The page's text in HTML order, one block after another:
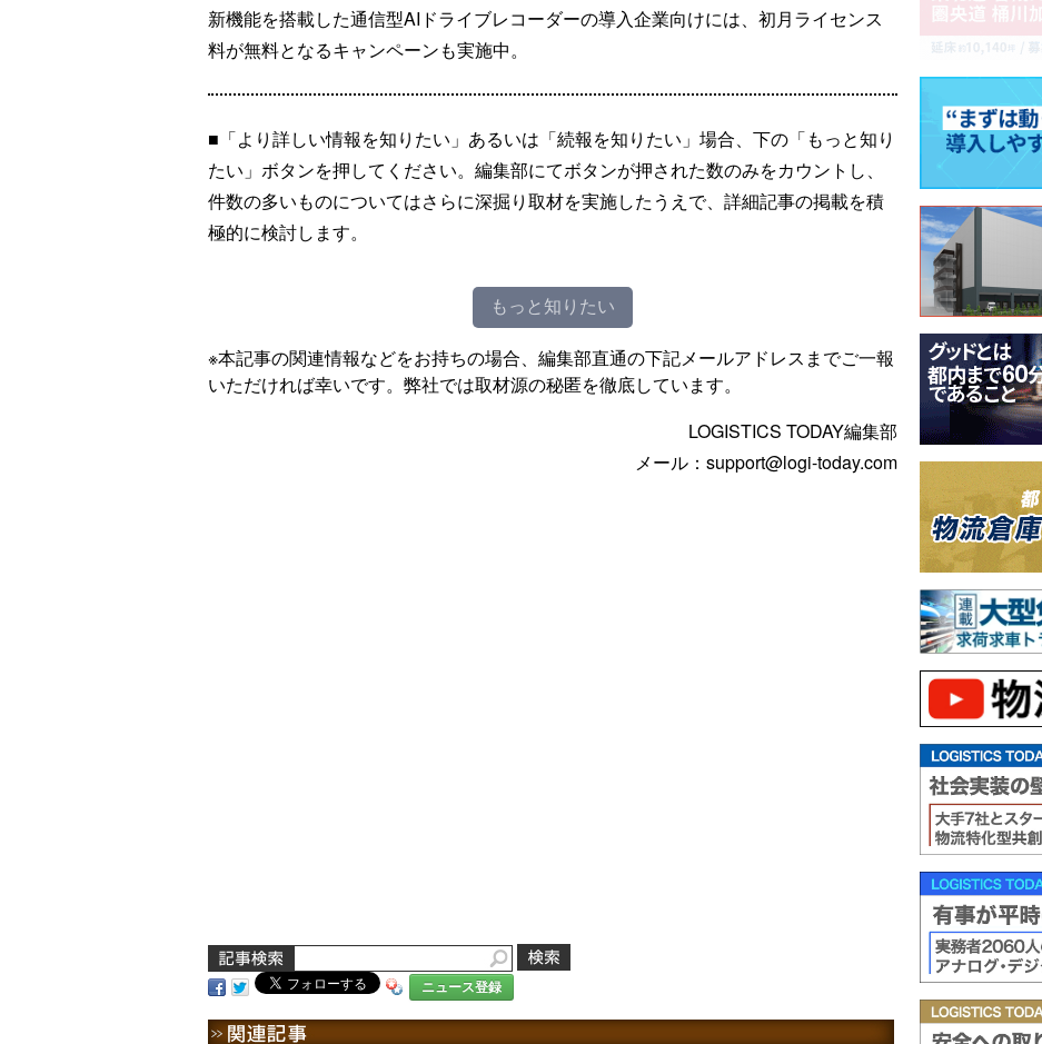
新機能を搭載した通信型AIドライブレコーダーの導入企業向けには、初月ライセンス
料が無料となるキャンペーンも実施中。
■「より詳しい情報を知りたい」あるいは「続報を知りたい」場合、下の「もっと知り
たい」ボタンを押してください。編集部にてボタンが押された数のみをカウントし、
件数の多いものについてはさらに深掘り取材を実施したうえで、詳細記事の掲載を積
極的に検討します。
もっと知りたい
※本記事の関連情報などをお持ちの場合、編集部直通の下記メールアドレスまでご一報
いただければ幸いです。弊社では取材源の秘匿を徹底しています。
LOGISTICS TODAY編集部
メール：support@logi-today.com
ニュース登録